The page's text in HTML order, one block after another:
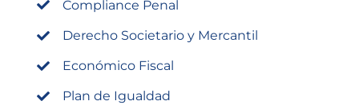
Compliance Penal
Derecho Societario y Mercantil
Económico Fiscal
Plan de Igualdad